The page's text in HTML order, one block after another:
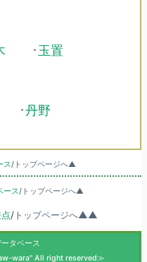
･玉置
･丹野
ス/トップページへ▲
ース/トップページへ▲
/トップページへ▲▲
タベース
wara" All right reserved≫